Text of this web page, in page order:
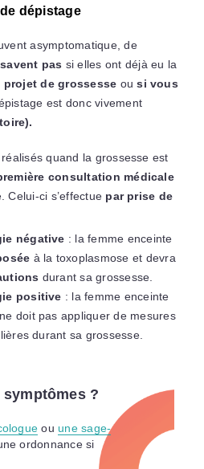
dépistage
asymptomatique, de
pas si elles ont déjà eu la
projet de grossesse ousi vous
est donc vivement
quand la grossesse est
consultation médicale
Celui-ci s’effectue par prise de
négative : la femme enceinte
à la toxoplasmose et devra
durant sa grossesse.
positive : la femme enceinte
doit pas appliquer de mesures
durant sa grossesse.
symptômes ?
ou une sage-
ordonnance si